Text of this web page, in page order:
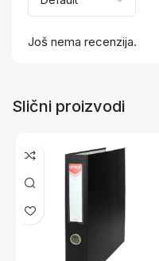
Još nema recenzija.
Slični proizvodi